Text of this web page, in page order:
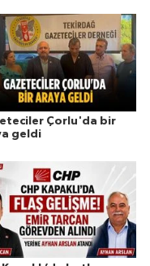
Çorlu'da bir
geldi